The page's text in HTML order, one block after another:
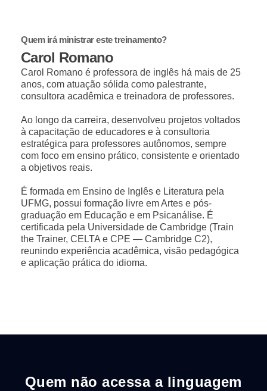
Quem irá ministrar este treinamento?
Carol Romano
Carol Romano é professora de inglês há mais de 25
anos, com atuação sólida como palestrante,
consultora acadêmica e treinadora de professores.
Ao longo da carreira, desenvolveu projetos voltados
à capacitação de educadores e à consultoria
estratégica para professores autônomos, sempre
com foco em ensino prático, consistente e orientado
a objetivos reais.
É formada em Ensino de Inglês e Literatura pela
UFMG, possui formação livre em Artes e pós-
graduação em Educação e em Psicanálise. É
certificada pela Universidade de Cambridge (Train
the Trainer, CELTA e CPE — Cambridge C2),
reunindo experiência acadêmica, visão pedagógica
e aplicação prática do idioma.
Quem não acessa a linguagem